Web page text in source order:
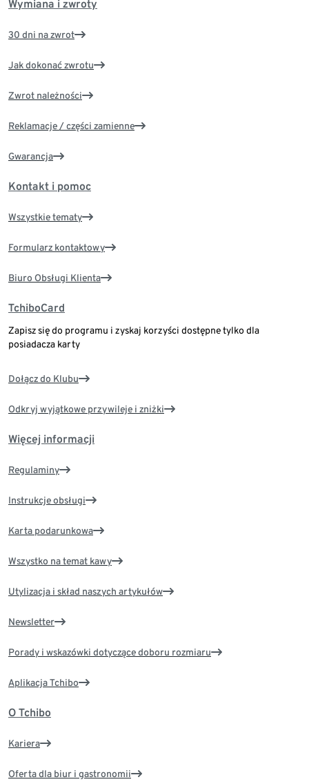
Wymiana i zwroty
30 dni na zwrot
Jak dokonać zwrotu
Zwrot należności
Reklamacje / części zamienne
Gwarancja
Kontakt i pomoc
Wszystkie tematy
Formularz kontaktowy
Biuro Obsługi Klienta
TchiboCard
Zapisz się do programu i zyskaj korzyści dostępne tylko dla
posiadacza karty
Dołącz do Klubu
Odkryj wyjątkowe przywileje i zniżki
Więcej informacji
Regulaminy
Instrukcje obsługi
Karta podarunkowa
Wszystko na temat kawy
Utylizacja i skład naszych artykułów
Newsletter
Porady i wskazówki dotyczące doboru rozmiaru
Aplikacja Tchibo
O Tchibo
Kariera
Oferta dla biur i gastronomii